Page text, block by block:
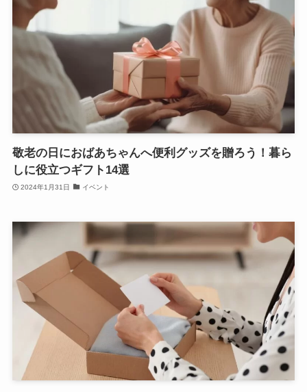
敬老の日におばあちゃんへ便利グッズを贈ろう！暮ら
しに役立つギフト14選
2024年1月31日 イベント